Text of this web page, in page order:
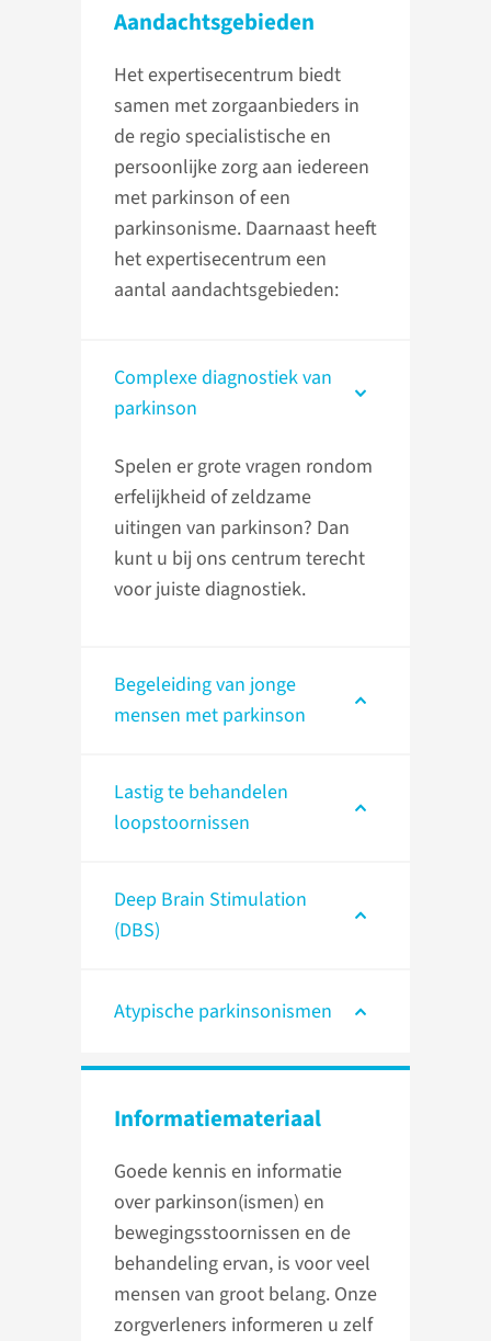
Aandachts­gebieden
Het expertisecentrum biedt
samen met zorgaanbieders in
de regio specialistische en
persoonlijke zorg aan iedereen
met parkinson of een
parkinsonisme. Daarnaast heeft
het expertisecentrum een
aantal aandachtsgebieden:
Complexe diagnostiek van
parkinson
Spelen er grote vragen rondom
erfelijkheid of zeldzame
uitingen van parkinson? Dan
kunt u bij ons centrum terecht
voor juiste diagnostiek.
Begeleiding van jonge
mensen met parkinson
Lastig te behandelen
loopstoornissen
Deep Brain Stimulation
(DBS)
Atypische parkinsonismen
Informatie­materiaal
Goede kennis en informatie
over parkinson(ismen) en
bewegingsstoornissen en de
behandeling ervan, is voor veel
mensen van groot belang. Onze
zorgverleners informeren u zelf